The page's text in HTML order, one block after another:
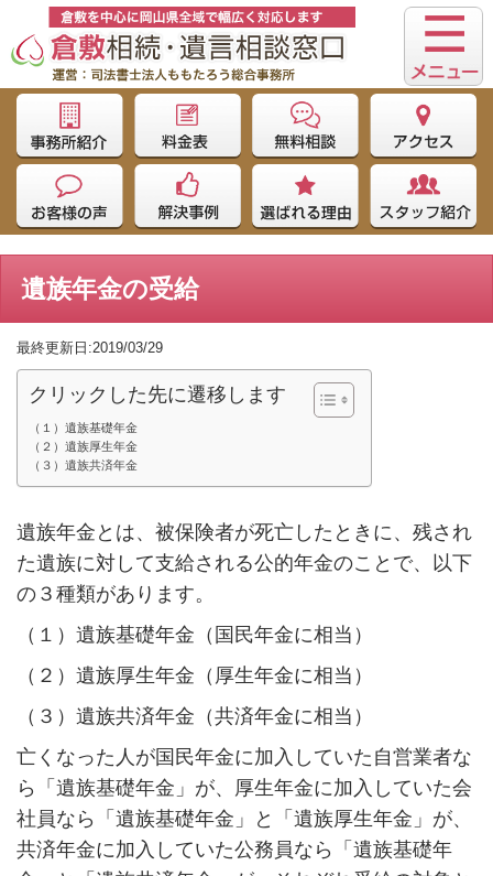
遺族年金の受給
最終更新日:2019/03/29
クリックした先に遷移します
（１）遺族基礎年金
（２）遺族厚生年金
（３）遺族共済年金
遺族年金とは、被保険者が死亡したときに、残され
た遺族に対して支給される公的年金のことで、以下
の３種類があります。
（１）遺族基礎年金（国民年金に相当）
（２）遺族厚生年金（厚生年金に相当）
（３）遺族共済年金（共済年金に相当）
亡くなった人が国民年金に加入していた自営業者な
ら「遺族基礎年金」が、厚生年金に加入していた会
社員なら「遺族基礎年金」と「遺族厚生年金」が、
共済年金に加入していた公務員なら「遺族基礎年